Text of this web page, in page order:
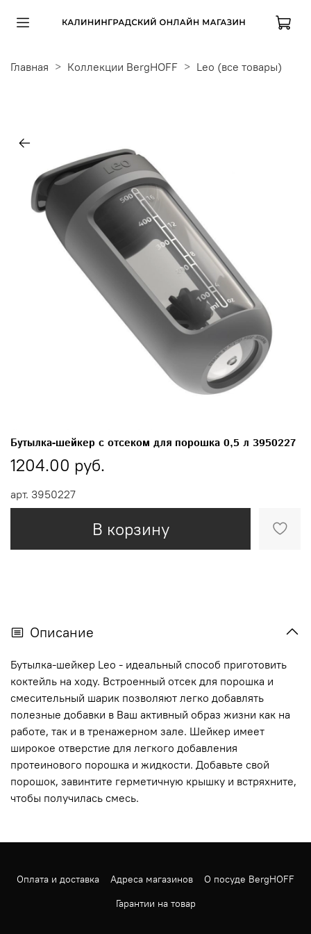
Главная Коллекции BergHOFF Leo (все товары)
арт. 3950227
Бутылка-шейкер с отсеком для порошка 0,5 л 3950227
1204.00 руб.
В корзину
Описание
Бутылка-шейкер Leo - идеальный способ приготовить
коктейль на ходу. Встроенный отсек для порошка и
смесительный шарик позволяют легко добавлять
полезные добавки в Ваш активный образ жизни как на
работе, так и в тренажерном зале. Шейкер имеет
широкое отверстие для легкого добавления
протеинового порошка и жидкости. Добавьте свой
порошок, завинтите герметичную крышку и встряхните,
чтобы получилась смесь.
Оплата и доставка Адреса магазинов
О посуде BergHOFF
Гарантии на товар